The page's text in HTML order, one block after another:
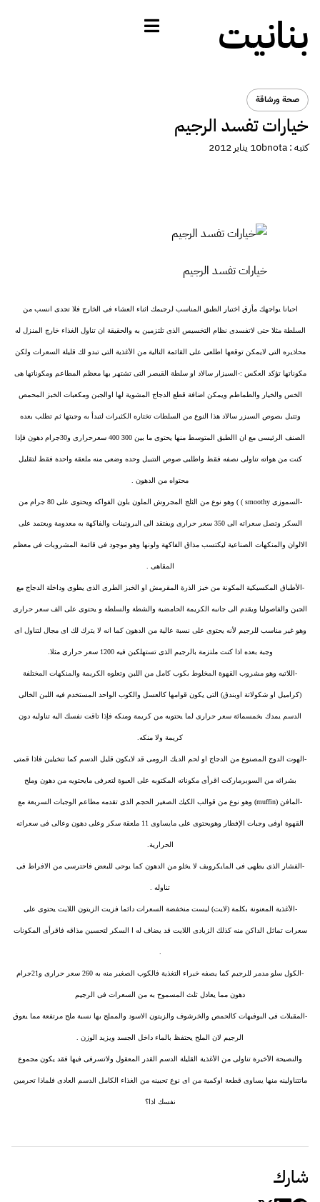
بنانيت
صحة ورشاقة
خيارات تفسد الرجيم
كتبه :bnota10 يناير 2012
خيارات تفسد الرجيم
احيانا يواجهك مأزق اختيار الطبق المناسب لرجيمك اثناء العشاء فى الخارج فلا تجدى انسب من
السلطة مثلا حتى لاتفسدى نظام التخسيس الذى تلتزمين به والحقيقة ان تناول الغذاء خارج المنزل له
محاذيره التى لايمكن توقعها اطلعى على القائمة التالية من الأغذية التى تبدو لك قليلة السعرات ولكن
مكوناتها تؤكد العكس :-السيزار سالاد او سلطة القيصر التى تشتهر بها معظم المطاعم ومكوناتها هى
الخس والخيار والطماطم ويمكن اضافة قطع الدجاج المشوية لها اوالجبن ومكعبات الخبز المحمص
وتتبل بصوص السيزر سالاد هذا النوع من السلطات تختاره الكثيرات لتبدأ به وجبتها ثم تطلب بعده
الصنف الرئيسى مع ان االطبق المتوسط منها يحتوى ما بين 300 400 سعرحرارى و30جرام دهون فإذا
كنت من هواته تناولى نصفه فقط واطلبى صوص التتبيل وحده وضعى منه ملعقة واحدة فقط لتقليل
محتواه من الدهون .
-السموزى smoothy ) ) وهو نوع من الثلج المجروش الملون بلون الفواكه ويحتوى على 80 جرام من
السكر وتصل سعراته الى 350 سعر حرارى ويفتقد الى البروتينات والفاكهة به معدومة ويعتمد على
الالوان والمنكهات الصناعية ليكتسب مذاق الفاكهة ولونها وهو موجود فى قائمة المشروبات فى معظم
المقاهى .
-الأطباق المكسيكية المكونة من خبز الذرة المقرمش او الخبز الطرى الذى يطوى وداخلة الدجاج مع
الجبن والفاصوليا ويقدم الى جانبه الكريمة الحامضية والشطة والسلطة و يحتوى على الف سعر حرارى
وهو غير مناسب للرجيم لأنه يحتوى على نسبة عالية من الدهون كما انه لا يترك لك اى مجال لتناول اى
وجبة بعده اذا كنت ملتزمة بالرجيم الذى تستهلكين فيه 1200 سعر حرارى مثلا.
-اللاتيه وهو مشروب القهوة المخلوط بكوب كامل من اللبن وتعلوه الكريمة والمنكهات المختلفة
(كراميل او شكولاتة اوبندق) التى يكون قوامها كالعسل والكوب الواحد المستخدم فيه اللبن الخالى
الدسم يمدك بخمسمائة سعر حرارى لما يحتويه من كريمة ومنكه فإذا تاقت نفسك اليه تناوليه دون
كريمة ولا منكه.
-الهوت الدوج المصنوع من الدجاج او لحم الديك الرومى قد لايكون قليل الدسم كما تتخيلين فاذا قمتى
بشرائه من السوبرماركت اقرأى مكوناته المكتوبه على العبوة لتعرفى مايحتويه من دهون وملح
-المافن (muffin) وهو نوع من قوالب الكيك الصغير الحجم الذى تقدمه مطاعم الوجبات السربعة مع
القهوة اوفى وجبات الإفطار وهويحتوى على مايساوى 11 ملعقة سكر وعلى دهون وعالى فى سعراته
الحرارية.
-الفشار الذى يطهى فى المايكرويف لا يخلو من الدهون كما يوحى للبعض فاحترسى من الافراط فى
تناوله .
-الأغذية المعنونة بكلمة (لايت) ليست منخفضة السعرات دائما فزيت الزيتون اللايت يحتوى على
سعرات تماثل الداكن منه كذلك الزبادى اللايت قد يضاف له ا السكر لتحسين مذاقه فاقرأى المكونات
-الكول سلو مدمر للرجيم كما يصفه خبراء التغذية فالكوب الصغير منه به 260 سعر حرارى و21جرام
دهون مما يعادل ثلث المسموح به من السعرات فى الرجيم
-المقبلات فى البوفيهات كالحمص والخرشوف والزيتون الاسود والمملح بها نسبة ملح مرتفعة مما يعوق
الرجيم لان الملح يحتفظ بالماء داخل الجسد ويزيد الوزن .
والنصيحة الأخيرة تناولى من الأغذية القليلة الدسم القدر المعقول ولاتسرفى فيها فقد يكون مجموع
ماتتناولينه منها يساوى قطعة اوكمية من اى نوع تحبينه من الغذاء الكامل الدسم العادى فلماذا تحرمين
نفسك اذا؟
شارك